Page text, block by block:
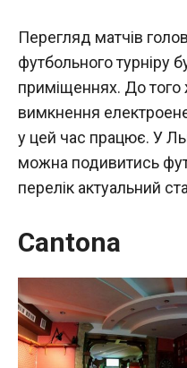
Перегляд матчів
футбольного турніру
приміщеннях. До
вимкнення
у цей час працює. У
можна подивитись
перелік актуальний
Cantona